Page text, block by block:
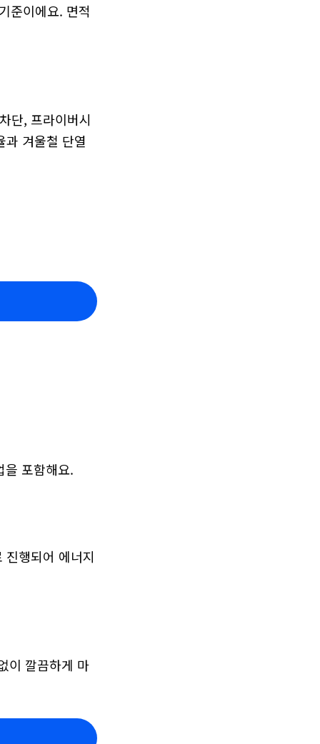
준이에요. 면적
단, 프라이버시
과 겨울철 단열
을 포함해요.
행되어 에너지
이 깔끔하게 마